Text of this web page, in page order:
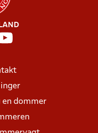
en dommer